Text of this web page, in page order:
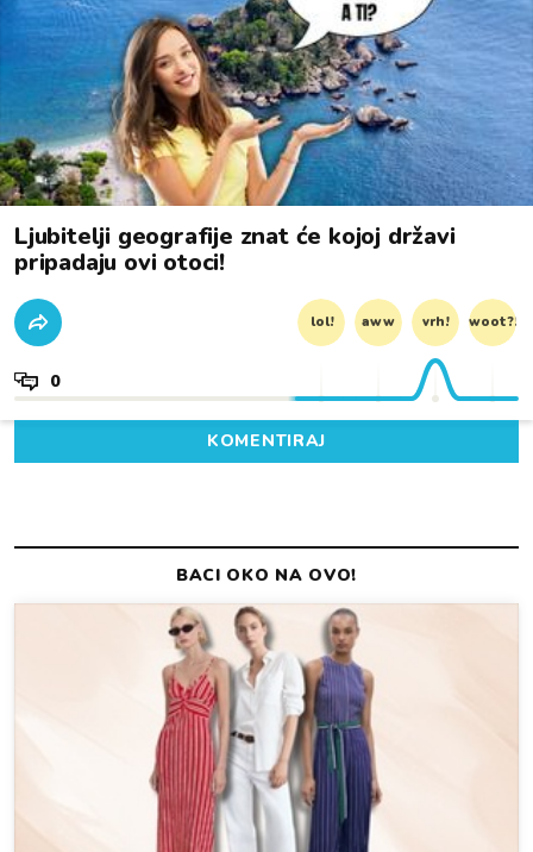
Ljubitelji geografije znat će kojoj državi
pripadaju ovi otoci!
lol! aww vrh! woot?!
0
KOMENTIRAJ